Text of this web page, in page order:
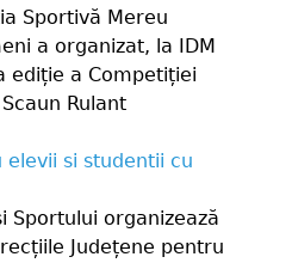
Sportivă Mereu
a organizat, la IDM
ediție a Competiției
Rulant
si studentii cu
Sportului organizează
Județene pentru